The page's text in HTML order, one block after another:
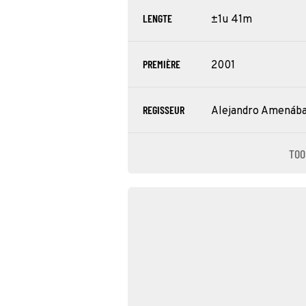
LENGTE ±1u 41m
PREMIÈRE 2001
REGISSEUR Alejandro